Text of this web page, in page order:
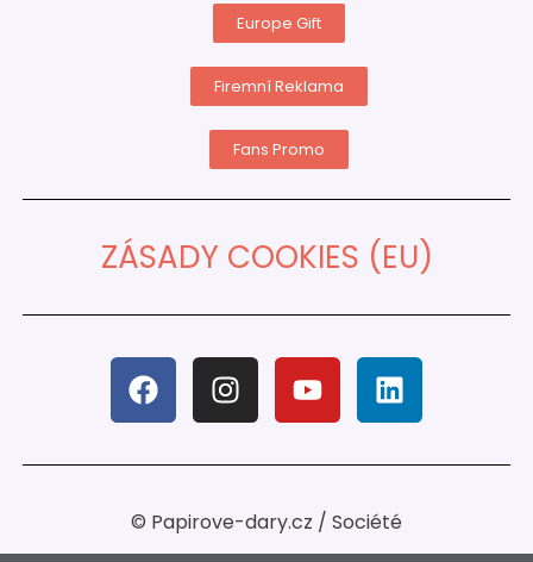
Europe Gift
Firemní Reklama
Fans Promo
ZÁSADY COOKIES (EU)
© Papirove-dary.cz / Société